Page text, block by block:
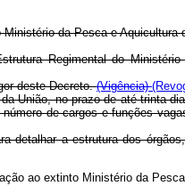
da Pesca e
Regimental do
deste Decreto.(Vigência)
União, no prazo de até trinta
de cargos e funções
detalhar a estrutura dos
ao extinto Ministério da